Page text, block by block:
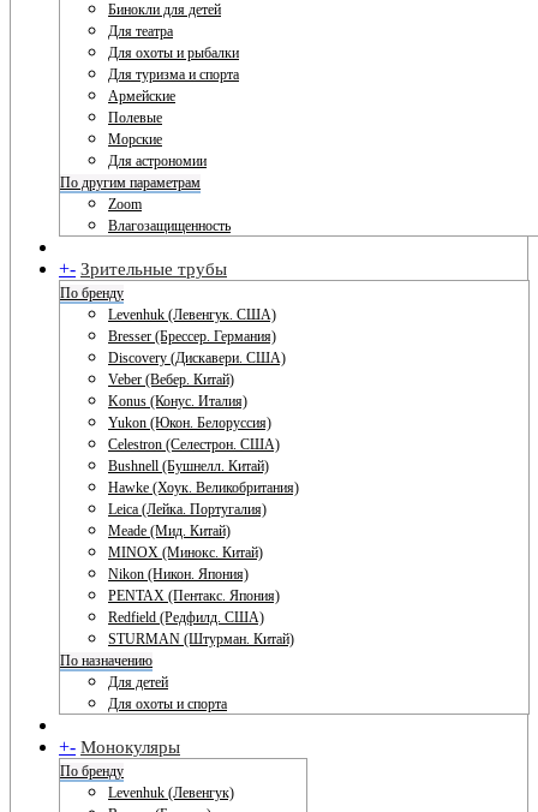
Бинокли для детей
Для театра
Для охоты и рыбалки
Для туризма и спорта
Армейские
Полевые
Морские
Для астрономии
По другим параметрам
Zoom
Влагозащищенность
+- Зрительные трубы
По бренду
Levenhuk (Левенгук. США)
Bresser (Брессер. Германия)
Discovery (Дискавери. США)
Veber (Вебер. Китай)
Konus (Конус. Италия)
Yukon (Юкон. Белоруссия)
Celestron (Селестрон. США)
Bushnell (Бушнелл. Китай)
Hawke (Хоук. Великобритания)
Leica (Лейка. Португалия)
Meade (Мид. Китай)
MINOX (Минокс. Китай)
Nikon (Никон. Япония)
PENTAX (Пентакс. Япония)
Redfield (Редфилд. США)
STURMAN (Штурман. Китай)
По назначению
Для детей
Для охоты и спорта
+- Монокуляры
По бренду
Levenhuk (Левенгук)